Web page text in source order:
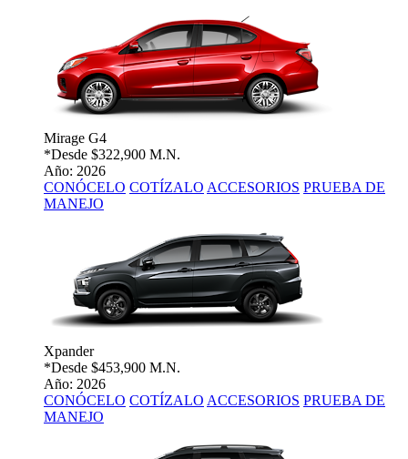
Mirage G4
*Desde $322,900 M.N.
Año: 2026
CONÓCELO COTÍZALO ACCESORIOS PRUEBA DE
MANEJO
Xpander
*Desde $453,900 M.N.
Año: 2026
CONÓCELO COTÍZALO ACCESORIOS PRUEBA DE
MANEJO